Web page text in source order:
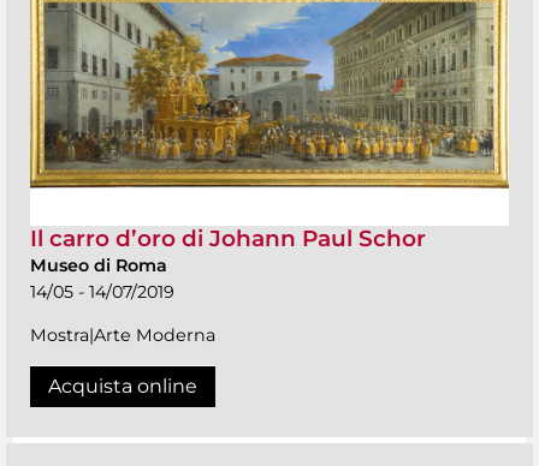
Il carro d’oro di Johann Paul Schor
Museo di Roma
14/05 - 14/07/2019
Mostra|Arte Moderna
Acquista online